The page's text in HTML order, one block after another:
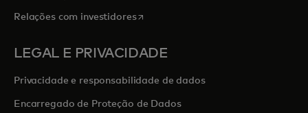
Relações com investidoresabre em uma nova guia
LEGAL E PRIVACIDADE
Privacidade e responsabilidade de dados
Encarregado de Proteção de Dados